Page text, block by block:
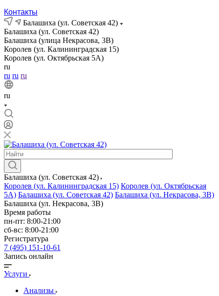
Контакты
Балашиха (ул. Советская 42)
Балашиха (ул. Советская 42)
Балашиха (улица Некрасова, 3В)
Королев (ул. Калининградская 15)
Королев (ул. Октябрьская 5А)
ru
ru ru ru
ru
Балашиха (ул. Советская 42)
Королев (ул. Калининградская 15) Королев (ул. Октябрьская
5А) Балашиха (ул. Советская 42) Балашиха (ул. Некрасова, 3В)
Балашиха (ул. Некрасова, 3В)
Время работы
пн-пт: 8:00-21:00
сб-вс: 8:00-21:00
Регистратура
7 (495) 151-10-61
Запись онлайн
Услуги
Анализы